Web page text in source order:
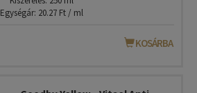
Egységár: 20.27 Ft / ml
KOSÁRBA